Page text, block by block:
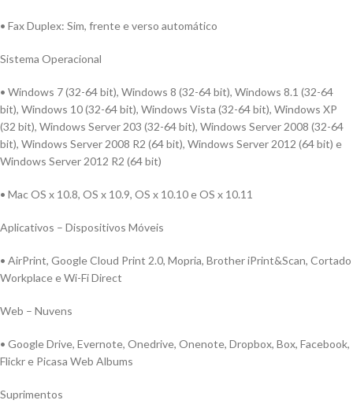
• Fax Duplex: Sim, frente e verso automático
Sistema Operacional
• Windows 7 (32-64 bit), Windows 8 (32-64 bit), Windows 8.1 (32-64
bit), Windows 10 (32-64 bit), Windows Vista (32-64 bit), Windows XP
(32 bit), Windows Server 203 (32-64 bit), Windows Server 2008 (32-64
bit), Windows Server 2008 R2 (64 bit), Windows Server 2012 (64 bit) e
Windows Server 2012 R2 (64 bit)
• Mac OS x 10.8, OS x 10.9, OS x 10.10 e OS x 10.11
Aplicativos – Dispositivos Móveis
• AirPrint, Google Cloud Print 2.0, Mopria, Brother iPrint&Scan, Cortado
Workplace e Wi-Fi Direct
Web – Nuvens
• Google Drive, Evernote, Onedrive, Onenote, Dropbox, Box, Facebook,
Flickr e Picasa Web Albums
Suprimentos